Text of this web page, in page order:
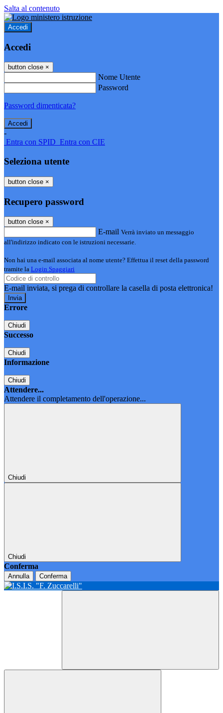
Salta al contenuto
Accedi
Accedi
button close ×
Nome Utente
Password
Password dimenticata?
-
Entra con SPID Entra con CIE
Seleziona utente
button close ×
Recupero password
button close ×
E-mail Verrà inviato un messaggio
all'indirizzo indicato con le istruzioni necessarie.
Non hai una e-mail associata al nome utente? Effettua il reset della password
tramite la Login Spaggiari
E-mail inviata, si prega di controllare la casella di posta elettronica!
Errore
Chiudi
Successo
Chiudi
Informazione
Chiudi
Attendere...
Attendere il completamento dell'operazione...
Chiudi
Chiudi
Conferma
Annulla Conferma